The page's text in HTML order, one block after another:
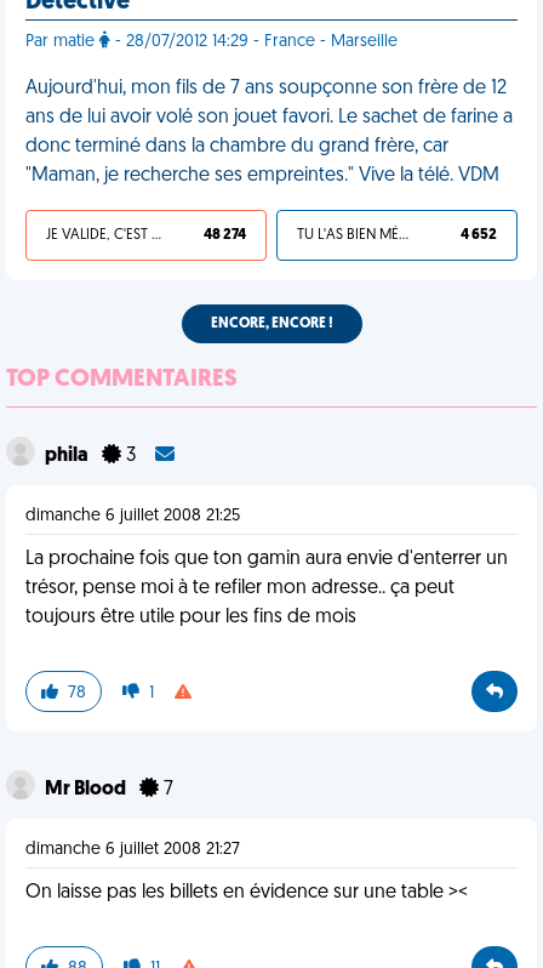
Par matie - 28/07/2012 14:29 - France - Marseille
Aujourd'hui, mon fils de 7 ans soupçonne son frère de 12
ans de lui avoir volé son jouet favori. Le sachet de farine a
donc terminé dans la chambre du grand frère, car
"Maman, je recherche ses empreintes." Vive la télé. VDM
JE VALIDE, C'EST UNE VDM 48 274 TU L'AS BIEN MÉRITÉ 4 652
ENCORE, ENCORE !
TOP COMMENTAIRES
phila 3
dimanche 6 juillet 2008 21:25
La prochaine fois que ton gamin aura envie d'enterrer un
trésor, pense moi à te refiler mon adresse.. ça peut
toujours être utile pour les fins de mois
78 1
Mr Blood 7
dimanche 6 juillet 2008 21:27
On laisse pas les billets en évidence sur une table ><